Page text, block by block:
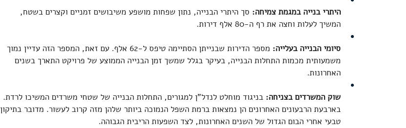
היתרי בנייה במגמת צמיחה: סך היתרי הבנייה, נתון שפחות מושפע משיבושים זמניים וקצרים בשטח,
המשיך לעלות וחצה את רף ה-80 אלף דירות.
סיומי הבנייה בעלייה:
מספר הדירות שבנייתן הסתיימה טיפס ל-62 אלף. עם זאת, המספר הזה עדיין נמוך
משמעותית מכמות התחלות הבנייה, בעיקר בגלל שמשך זמן הבנייה הממוצע של פרויקט התארך בשנים
האחרונות.
שוק המשרדים בצניחה: בניגוד מוחלט לנדל"ן למגורים, התחלות הבנייה של שטחי משרדים המשיכו לרדת.
בארבעת הרבעונים האחרונים הן נמצאות ברמת השפל הנמוכה ביותר שלהן מזה קרוב לעשור. מדובר בתיקון
טבעי אחרי הבום הגדול של השנים האחרונות, לצד השפעות הריבית הגבוהה.